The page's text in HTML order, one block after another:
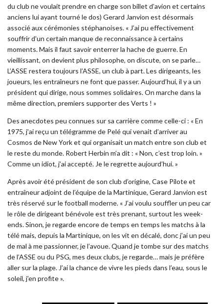
du club ne voulait prendre en charge son billet d’avion et certains
anciens lui ayant tourné le dos) Gerard Janvion est désormais
associé aux cérémonies stéphanoises. « J’ai pu effectivement
souffrir d’un certain manque de reconnaissance à certains
moments. Mais il faut savoir enterrer la hache de guerre. En
vieillissant, on devient plus philosophe, on discute, on se parle…
L’ASSE restera toujours l’ASSE, un club à part. Les dirigeants, les
joueurs, les entraîneurs ne font que passer. Aujourd’hui, il y a un
président qui dirige, nous sommes solidaires. On marche dans la
même direction, premiers supporter des Verts ! »
Des anecdotes peu connues sur sa carrière comme celle-ci : « En
1975, j’ai reçu un télégramme de Pelé qui venait d’arriver au
Cosmos de New York et qui organisait un match entre son club et
le reste du monde. Robert Herbin m’a dit : « Non, c’est trop loin. »
Comme un idiot, j’ai accepté. Je le regrette aujourd’hui. »
Après avoir été président de son club d’origine, Case Pilote et
entraîneur adjoint de l’équipe de la Martinique, Gerard Janvion est
très réservé sur le football moderne. « J’ai voulu souffler un peu car
le rôle de dirigeant bénévole est très prenant, surtout les week-
ends. Sinon, je regarde encore de temps en temps les matchs à la
télé mais, depuis la Martinique, on les vit en décalé, donc j’ai un peu
de mal à me passionner, je l’avoue. Quand je tombe sur des matchs
de l’ASSE ou du PSG, mes deux clubs, je regarde… mais je préfère
aller sur la plage. J’ai la chance de vivre les pieds dans l’eau, sous le
soleil, j’en profite ».